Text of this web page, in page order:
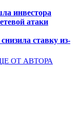
инвестора
атаки
ставку из-
ОТ АВТОРА